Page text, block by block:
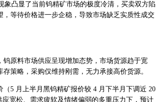
凸显了当前钨精矿市场的极度冷清，买卖双方陷
等待价格进一步企稳，导致市场缺乏实质性成交
原料市场供应呈现增加态势，市场货源趋于宽
策略，采购仅维持刚需，无力承接高价货源。
5 月上半月黑钨精矿报价较 4 月下半月下调近 20
宽松、需求疲软及情绪偏弱的多重压力下，预计